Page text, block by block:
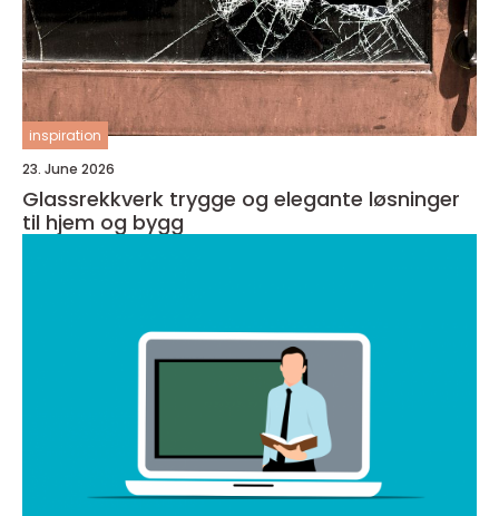
inspiration
23. June 2026
Glassrekkverk trygge og elegante løsninger
til hjem og bygg